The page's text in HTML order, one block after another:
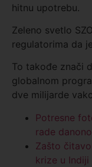
hitnu upotrebu.
Zeleno svetlo
regulatorima da
To takođe znači
globalnom
dve milijarde
Potresne
rade
Zašto
krize u Indiji